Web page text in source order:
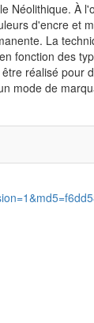
À
d'encre et
La
fonction des
réalisé pour
mode de